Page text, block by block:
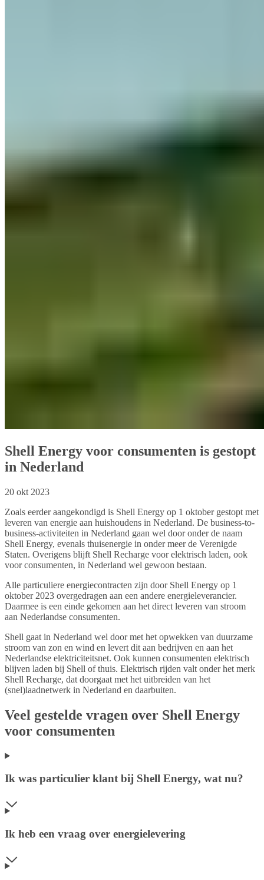
Shell Energy voor consumenten is gestopt
in Nederland
20 okt 2023
Zoals eerder aangekondigd is Shell Energy op 1 oktober gestopt met
leveren van energie aan huishoudens in Nederland. De business-to-
business-activiteiten in Nederland gaan wel door onder de naam
Shell Energy, evenals thuisenergie in onder meer de Verenigde
Staten. Overigens blijft Shell Recharge voor elektrisch laden, ook
voor consumenten, in Nederland wel gewoon bestaan.
Alle particuliere energiecontracten zijn door Shell Energy op 1
oktober 2023 overgedragen aan een andere energieleverancier.
Daarmee is een einde gekomen aan het direct leveren van stroom
aan Nederlandse consumenten.
Shell gaat in Nederland wel door met het opwekken van duurzame
stroom van zon en wind en levert dit aan bedrijven en aan het
Nederlandse elektriciteitsnet. Ook kunnen consumenten elektrisch
blijven laden bij Shell of thuis. Elektrisch rijden valt onder het merk
Shell Recharge, dat doorgaat met het uitbreiden van het
(snel)laadnetwerk in Nederland en daarbuiten.
Veel gestelde vragen over Shell Energy
voor consumenten
Ik was particulier klant bij Shell Energy, wat nu?
Ik heb een vraag over energielevering